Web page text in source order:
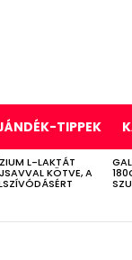
TIPPEK
L-LAKTÁT
KÖTVE, A